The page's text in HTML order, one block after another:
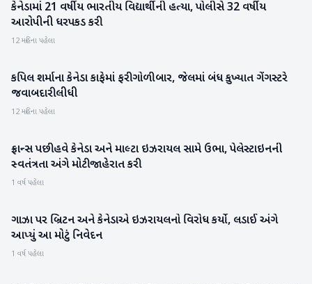
આંતરરાષ્ટ્રીય
કેનેડામાં 21 વર્ષીય ભારતીય વિદ્યાર્થીની હત્યા, પોલીસે 32 વર્ષીય
આરોપીની ધરપકડ કરી
12 મહિના પહેલા
રાષ્ટ્રીય
કપિલ શર્માના કેનેડા કાફેમાં ફરી ગોળીબાર, જેલમાં બંધ કુખ્યાત ગેંગસ્ટરે
જવાબદારી લીધી
12 મહિના પહેલા
આંતરરાષ્ટ્રીય
ફ્રાન્સ પછી હવે કેનેડા અને માલ્ટા ઇઝરાયલ સામે ઉભા, પેલેસ્ટાઇનની
સ્વતંત્રતા અંગે મોટી જાહેરાત કરી
1 વર્ષ પહેલા
આંતરરાષ્ટ્રીય
ગાઝા પર બ્રિટન અને કેનેડાએ ઇઝરાયલનો વિરોધ કર્યો, લડાઈ અંગે
આપ્યું આ મોટું નિવેદન
1 વર્ષ પહેલા